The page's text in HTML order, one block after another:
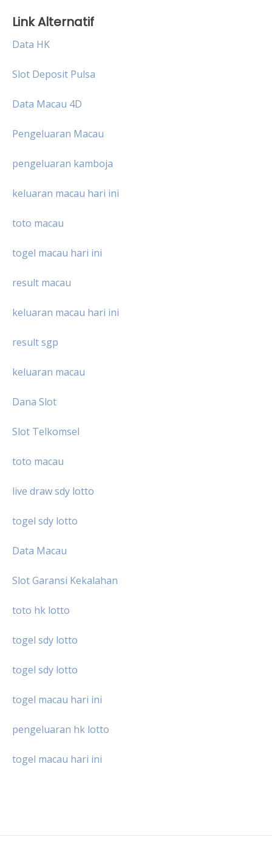
Link Alternatif
Data HK
Slot Deposit Pulsa
Data Macau 4D
Pengeluaran Macau
pengeluaran kamboja
keluaran macau hari ini
toto macau
togel macau hari ini
result macau
keluaran macau hari ini
result sgp
keluaran macau
Dana Slot
Slot Telkomsel
toto macau
live draw sdy lotto
togel sdy lotto
Data Macau
Slot Garansi Kekalahan
toto hk lotto
togel sdy lotto
togel sdy lotto
togel macau hari ini
pengeluaran hk lotto
togel macau hari ini